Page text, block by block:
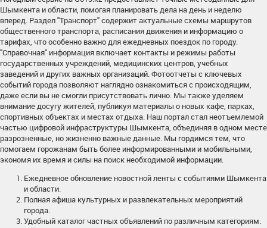
Шымкента и области, помогая планировать дела на день и неделю
вперед. Раздел "Транспорт" содержит актуальные схемы маршрутов
общественного транспорта, расписания движения и информацию о
тарифах, что особенно важно для ежедневных поездок по городу.
"Справочная" информация включает контакты и режимы работы
государственных учреждений, медицинских центров, учебных
заведений и других важных организаций. Фотоотчеты с ключевых
событий города позволяют наглядно ознакомиться с происходящим,
даже если вы не смогли присутствовать лично. Мы также уделяем
внимание досугу жителей, публикуя материалы о новых кафе, парках,
спортивных объектах и местах отдыха. Наш портал стал неотъемлемой
частью цифровой инфраструктуры Шымкента, объединяя в одном месте
разрозненные, но жизненно важные данные. Мы гордимся тем, что
помогаем горожанам быть более информированными и мобильными,
экономя их время и силы на поиск необходимой информации.
Ежедневное обновление новостной ленты с событиями Шымкента
и области.
Полная афиша культурных и развлекательных мероприятий
города.
Удобный каталог частных объявлений по различным категориям.